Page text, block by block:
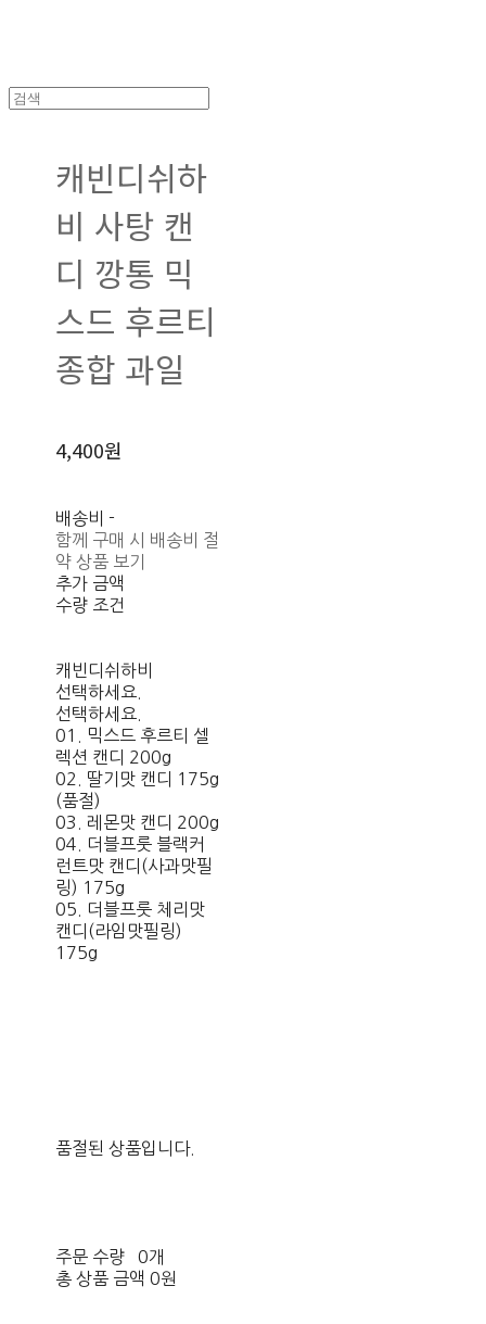
캐빈디쉬하
비 사탕 캔
디 깡통 믹
스드 후르티
종합 과일
4,400원
배송비 -
함께 구매 시 배송비 절
약 상품 보기
추가 금액
수량 조건
캐빈디쉬하비
선택하세요.
선택하세요.
01. 믹스드 후르티 셀
렉션 캔디 200g
02. 딸기맛 캔디 175g
(품절)
03. 레몬맛 캔디 200g
04. 더블프룻 블랙커
런트맛 캔디(사과맛필
링) 175g
05. 더블프룻 체리맛
캔디(라임맛필링)
175g
품절된 상품입니다.
주문 수량
0개
총 상품 금액 0원